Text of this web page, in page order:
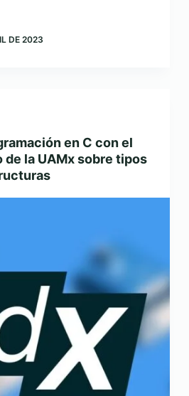
DE 2023
en C con el
de la UAMx sobre tipos